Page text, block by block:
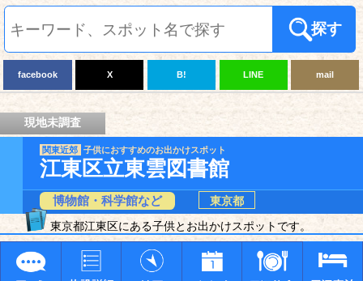
探す
facebook X B! LINE mail
現地未調査
関東近郊 子供におすすめのお出かけスポット
江東区立東雲図書館
博物館・科学館など
東京都
東京都江東区にある子供とお出かけスポットです。